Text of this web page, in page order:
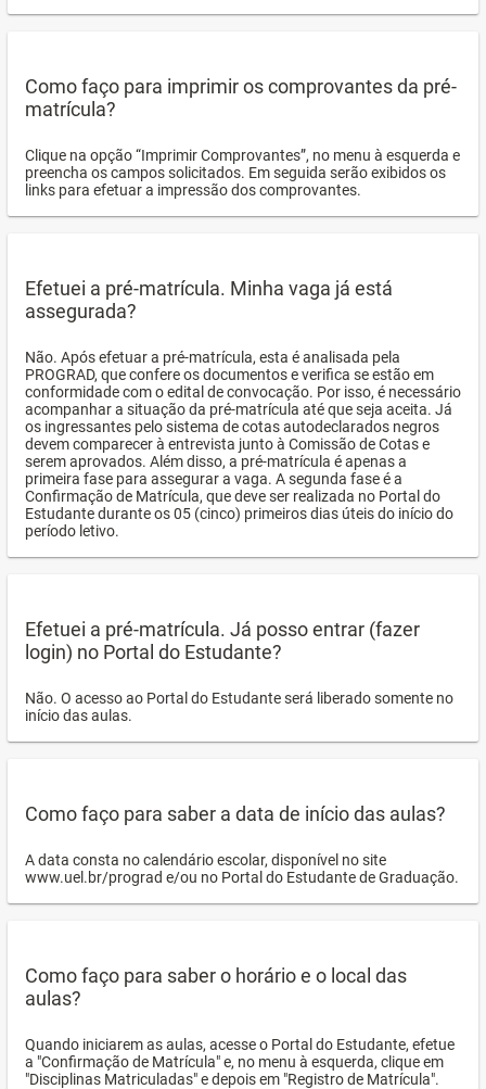
Como faço para imprimir os comprovantes da pré-
matrícula?
Clique na opção “Imprimir Comprovantes”, no menu à esquerda e
preencha os campos solicitados. Em seguida serão exibidos os
links para efetuar a impressão dos comprovantes.
Efetuei a pré-matrícula. Minha vaga já está
assegurada?
Não. Após efetuar a pré-matrícula, esta é analisada pela
PROGRAD, que confere os documentos e verifica se estão em
conformidade com o edital de convocação. Por isso, é necessário
acompanhar a situação da pré-matrícula até que seja aceita. Já
os ingressantes pelo sistema de cotas autodeclarados negros
devem comparecer à entrevista junto à Comissão de Cotas e
serem aprovados. Além disso, a pré-matrícula é apenas a
primeira fase para assegurar a vaga. A segunda fase é a
Confirmação de Matrícula, que deve ser realizada no Portal do
Estudante durante os 05 (cinco) primeiros dias úteis do início do
período letivo.
Efetuei a pré-matrícula. Já posso entrar (fazer
login) no Portal do Estudante?
Não. O acesso ao Portal do Estudante será liberado somente no
início das aulas.
Como faço para saber a data de início das aulas?
A data consta no calendário escolar, disponível no site
www.uel.br/prograd e/ou no Portal do Estudante de Graduação.
Como faço para saber o horário e o local das
aulas?
Quando iniciarem as aulas, acesse o Portal do Estudante, efetue
a "Confirmação de Matrícula" e, no menu à esquerda, clique em
"Disciplinas Matriculadas" e depois em "Registro de Matrícula".